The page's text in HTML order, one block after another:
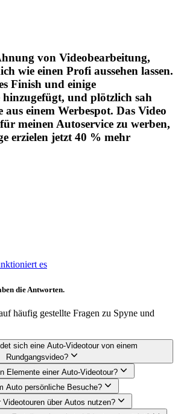
von Videobearbeitung,
wie einen Profi aussehen lassen.
Finish und einige
hinzugefügt, und plötzlich sah
aus einem Werbespot. Das Video
meinen Autoservice zu werben,
erzielen jetzt 40 % mehr
es
die Antworten.
häufig gestellte Fragen zu Spyne und
sich eine Auto-Videotour von einem
Rundgangsvideo?
Elemente einer Auto-Videotour?
Auto persönliche Besuche?
über Autos nutzen?